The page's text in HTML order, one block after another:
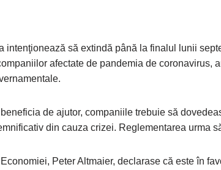
intenţionează să extindă până la finalul lunii
afectate de pandemia de coronavirus,
de ajutor, companiile trebuie să
din cauza crizei. Reglementarea urma
Peter Altmaier, declarase că este în